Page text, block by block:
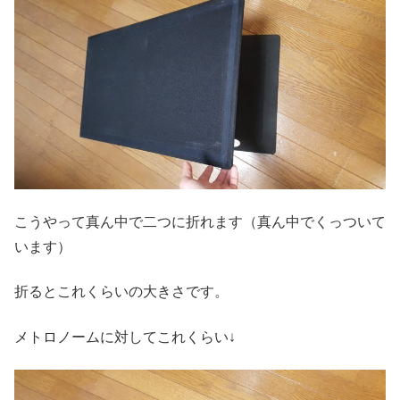
こうやって真ん中で二つに折れます（真ん中でくっついて
います）
折るとこれくらいの大きさです。
メトロノームに対してこれくらい↓